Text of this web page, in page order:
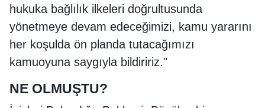
hukuka bağlılık ilkeleri doğrultusunda
yönetmeye devam edeceğimizi, kamu yararını
her koşulda ön planda tutacağımızı
kamuoyuna saygıyla bildiririz."
NE OLMUŞTU?